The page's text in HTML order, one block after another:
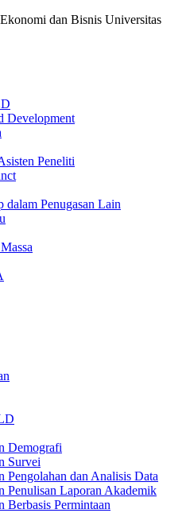
dan Bisnis Universitas
Development
Peneliti
dalam Penugasan Lain
Demografi
Survei
Pengolahan dan Analisis Data
Penulisan Laporan Akademik
Berbasis Permintaan